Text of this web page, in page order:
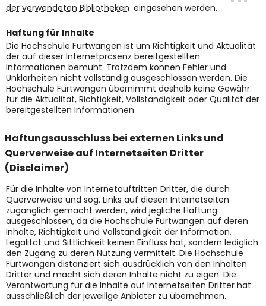
der verwendeten Bibliotheken eingesehen werden.
Haftung für Inhalte
Die Hochschule Furtwangen ist um Richtigkeit und Aktualität
der auf dieser Internetpräsenz bereitgestellten
Informationen bemüht. Trotzdem können Fehler und
Unklarheiten nicht vollständig ausgeschlossen werden. Die
Hochschule Furtwangen übernimmt deshalb keine Gewähr
für die Aktualität, Richtigkeit, Vollständigkeit oder Qualität der
bereitgestellten Informationen.
Haftungsausschluss bei externen Links und
Querverweise auf Internetseiten Dritter
(Disclaimer)
Für die Inhalte von Internetauftritten Dritter, die durch
Querverweise und sog. Links auf diesen Internetseiten
zugänglich gemacht werden, wird jegliche Haftung
ausgeschlossen, da die Hochschule Furtwangen auf deren
Inhalte, Richtigkeit und Vollständigkeit der Information,
Legalität und Sittlichkeit keinen Einfluss hat, sondern lediglich
den Zugang zu deren Nutzung vermittelt. Die Hochschule
Furtwangen distanziert sich ausdrücklich von den Inhalten
Dritter und macht sich deren Inhalte nicht zu eigen. Die
Verantwortung für die Inhalte auf Internetseiten Dritter hat
ausschließlich der jeweilige Anbieter zu übernehmen.